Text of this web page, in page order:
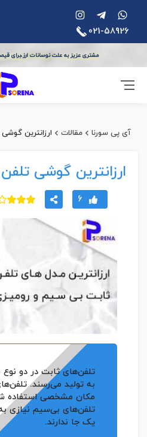
021-58926
مشتری عزیز به علت نوسانات ارز،برای
آی پی سورنا مقالات ارزانترین
ارزانترین گوشی
6
تلفن‌های ثابت در دو
به تولید می‌رسند.
مکان مشخصی استفاده
تلفن‌های بی‌سیم نیازی
یک جا ندارند.